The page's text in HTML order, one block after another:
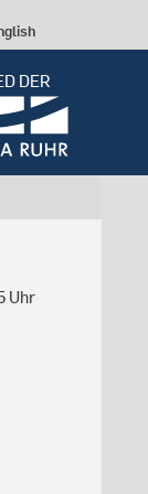
DER
Uhr